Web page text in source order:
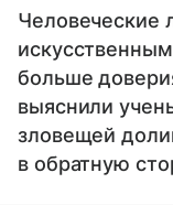
Человеческие
больше
выяснили
зловещей
в обратную